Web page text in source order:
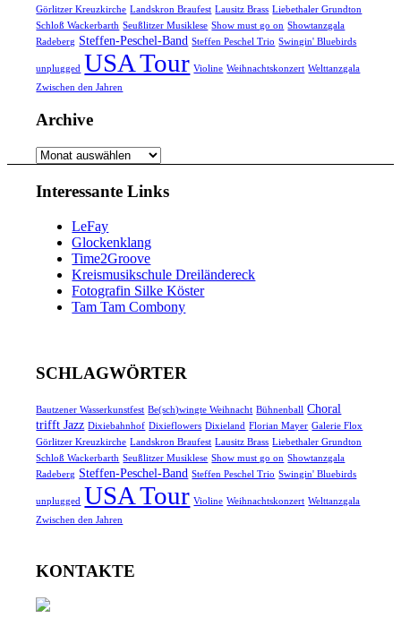
Görlitzer Kreuzkirche Landskron Braufest Lausitz Brass Liebethaler Grundton
Schloß Wackerbarth Seußlitzer Musiklese Show must go on Showtanzgala
Radeberg Steffen-Peschel-Band Steffen Peschel Trio Swingin' Bluebirds
unplugged USA Tour Violine Weihnachtskonzert Welttanzgala
Zwischen den Jahren
Archive
Archive
Interessante Links
LeFay
Glockenklang
Time2Groove
Kreismusikschule Dreiländereck
Fotografin Silke Köster
Tam Tam Combony
SCHLAGWÖRTER
Bautzener Wasserkunstfest Be(sch)wingte Weihnacht Bühnenball Choral
trifft Jazz Dixiebahnhof Dixieflowers Dixieland Florian Mayer Galerie Flox
Görlitzer Kreuzkirche Landskron Braufest Lausitz Brass Liebethaler Grundton
Schloß Wackerbarth Seußlitzer Musiklese Show must go on Showtanzgala
Radeberg Steffen-Peschel-Band Steffen Peschel Trio Swingin' Bluebirds
unplugged USA Tour Violine Weihnachtskonzert Welttanzgala
Zwischen den Jahren
KONTAKTE